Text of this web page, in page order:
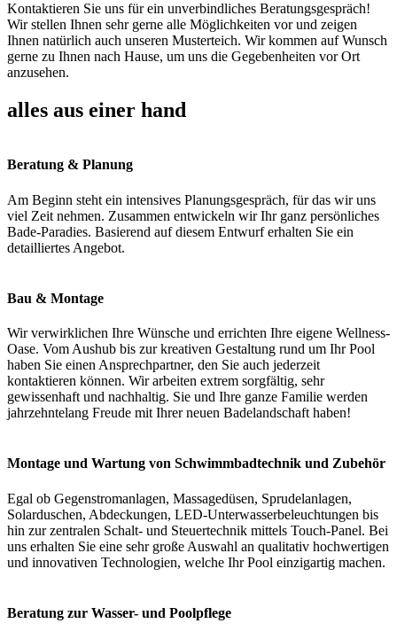
Kontaktieren Sie uns für ein unverbindliches Beratungsgespräch!
Wir stellen Ihnen sehr gerne alle Möglichkeiten vor und zeigen
Ihnen natürlich auch unseren Musterteich. Wir kommen auf Wunsch
gerne zu Ihnen nach Hause, um uns die Gegebenheiten vor Ort
anzusehen.
alles aus einer hand
Beratung & Planung
Am Beginn steht ein intensives Planungsgespräch, für das wir uns
viel Zeit nehmen. Zusammen entwickeln wir Ihr ganz persönliches
Bade-Paradies. Basierend auf diesem Entwurf erhalten Sie ein
detailliertes Angebot.
Bau & Montage
Wir verwirklichen Ihre Wünsche und errichten Ihre eigene Wellness-
Oase. Vom Aushub bis zur kreativen Gestaltung rund um Ihr Pool
haben Sie einen Ansprechpartner, den Sie auch jederzeit
kontaktieren können. Wir arbeiten extrem sorgfältig, sehr
gewissenhaft und nachhaltig. Sie und Ihre ganze Familie werden
jahrzehntelang Freude mit Ihrer neuen Badelandschaft haben!
Montage und Wartung von Schwimmbadtechnik und Zubehör
Egal ob Gegenstromanlagen, Massagedüsen, Sprudelanlagen,
Solarduschen, Abdeckungen, LED-Unterwasserbeleuchtungen bis
hin zur zentralen Schalt- und Steuertechnik mittels Touch-Panel. Bei
uns erhalten Sie eine sehr große Auswahl an qualitativ hochwertigen
und innovativen Technologien, welche Ihr Pool einzigartig machen.
Beratung zur Wasser- und Poolpflege